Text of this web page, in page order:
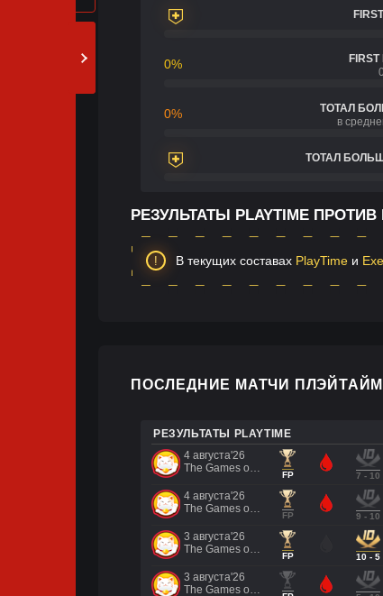
0%
0%
ТОТАЛ
в
ТОТАЛ
РЕЗУЛЬТАТЫ PLAYTIME
В текущих составах PlayTime и
ПОСЛЕДНИЕ МАТЧИ ПЛЭЙТАЙМ
РЕЗУЛЬТАТЫ PLAYTIME
4 августа'26
FP 7 - 10
4 августа'26
FP 9 - 10
3 августа'26
FP 10 - 5
3 августа'26